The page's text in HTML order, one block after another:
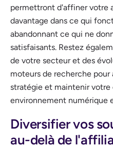
permettront d'affiner votre
davantage dans ce qui
abandonnant ce qui ne
satisfaisants. Restez
de votre secteur et des
moteurs de recherche
stratégie et maintenir
environnement numérique
Diversifier vos
au-delà de